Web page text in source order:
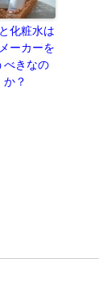
化粧水は
ーカーを
べきなの
か？